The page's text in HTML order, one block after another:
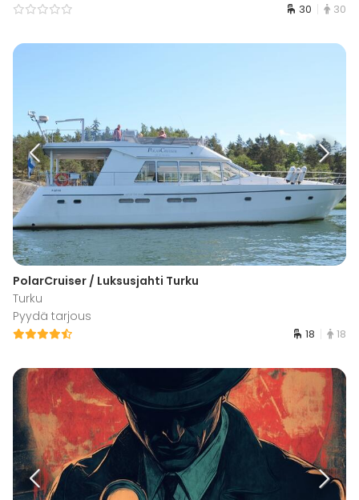
30 30
PolarCruiser / Luksusjahti Turku
Turku
Pyydä tarjous
18 18